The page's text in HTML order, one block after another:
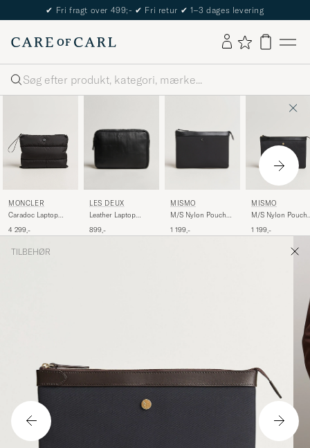
✔ Fri fragt over 499;- ✔ Fri retur ✔ 1–3 dages levering
Søg
MONCLER
Caradoc Laptop
4 299,-
LES DEUX
Leather Laptop
899,-
MISMO
M/S Nylon Pouch
Black/Black
1 199,-
MISMO
M/S Nylon Pouch
Black/Black
1 199,-
TILBEHØR